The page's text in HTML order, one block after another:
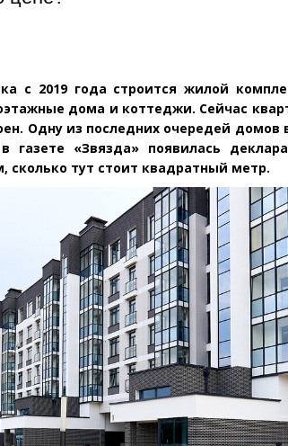
с 2019 года строится жилой
дома и коттеджи. Сейчас
Одну из последних очередей домов
газете «Звязда» появилась
сколько тут стоит квадратный метр.